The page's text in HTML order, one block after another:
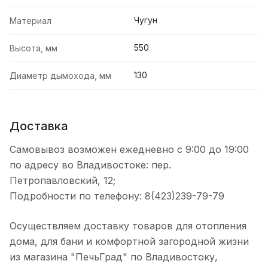
Материал Чугун
Высота, мм 550
Диаметр дымохода, мм 130
Доставка
Самовывоз возможен ежедневно с 9:00 до 19:00
по адресу во Владивостоке: пер.
Петропавловский, 12;
Подробности по телефону: 8(423)239-79-79
Осуществляем доставку товаров для отопления
дома, для бани и комфортной загородной жизни
из магазина "ПечьГрад" по Владивостоку,